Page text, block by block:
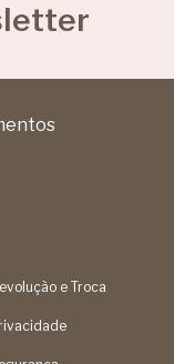
e Troca